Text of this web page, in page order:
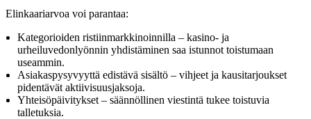
Elinkaariarvoa voi parantaa:
Kategorioiden ristiinmarkkinoinnilla – kasino- ja
urheiluvedonlyönnin yhdistäminen saa istunnot toistumaan
useammin.
Asiakaspysyvyyttä edistävä sisältö – vihjeet ja kausitarjoukset
pidentävät aktiivisuusjaksoja.
Yhteisöpäivitykset – säännöllinen viestintä tukee toistuvia
talletuksia.